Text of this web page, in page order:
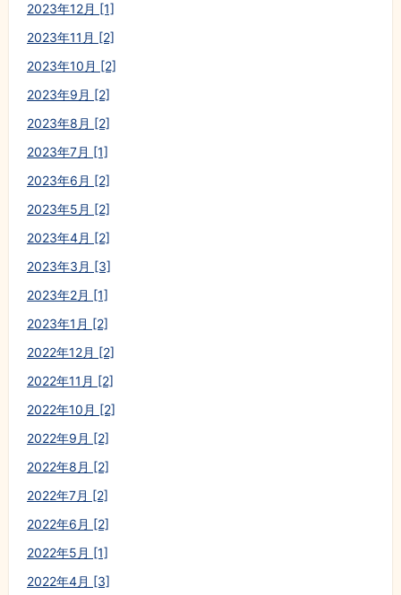
2023年12月 [1]
2023年11月 [2]
2023年10月 [2]
2023年9月 [2]
2023年8月 [2]
2023年7月 [1]
2023年6月 [2]
2023年5月 [2]
2023年4月 [2]
2023年3月 [3]
2023年2月 [1]
2023年1月 [2]
2022年12月 [2]
2022年11月 [2]
2022年10月 [2]
2022年9月 [2]
2022年8月 [2]
2022年7月 [2]
2022年6月 [2]
2022年5月 [1]
2022年4月 [3]